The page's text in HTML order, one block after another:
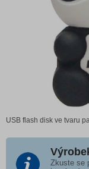
USB flash disk ve tvaru
Zkuste se